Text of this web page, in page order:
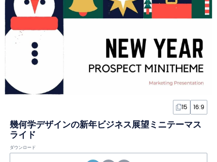
15 16:9
幾何学デザインの新年ビジネス展望ミニテーマス
ライド
ダウンロード